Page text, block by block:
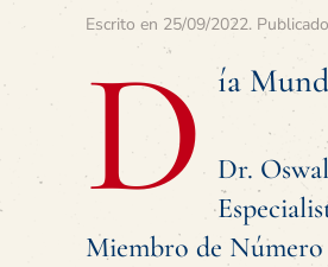
Escrito en 25/09/2022.
D ía
Dr.
Miembro de